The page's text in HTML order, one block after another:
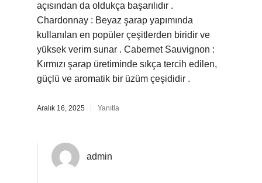
açısından da oldukça başarılıdır .
Chardonnay : Beyaz şarap yapımında
kullanılan en popüler çeşitlerden biridir ve
yüksek verim sunar . Cabernet Sauvignon :
Kırmızı şarap üretiminde sıkça tercih edilen,
güçlü ve aromatik bir üzüm çeşididir .
Aralık 16, 2025 Yanıtla
admin